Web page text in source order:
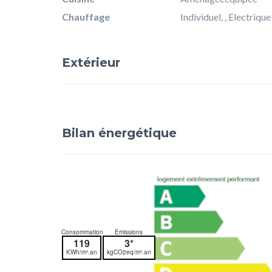
Chauffage
Individuel, , Electrique
Extérieur
Bilan énergétique
Consommation
119
KWh/m².an
Emissions
3*
kgCO2eq/m².an